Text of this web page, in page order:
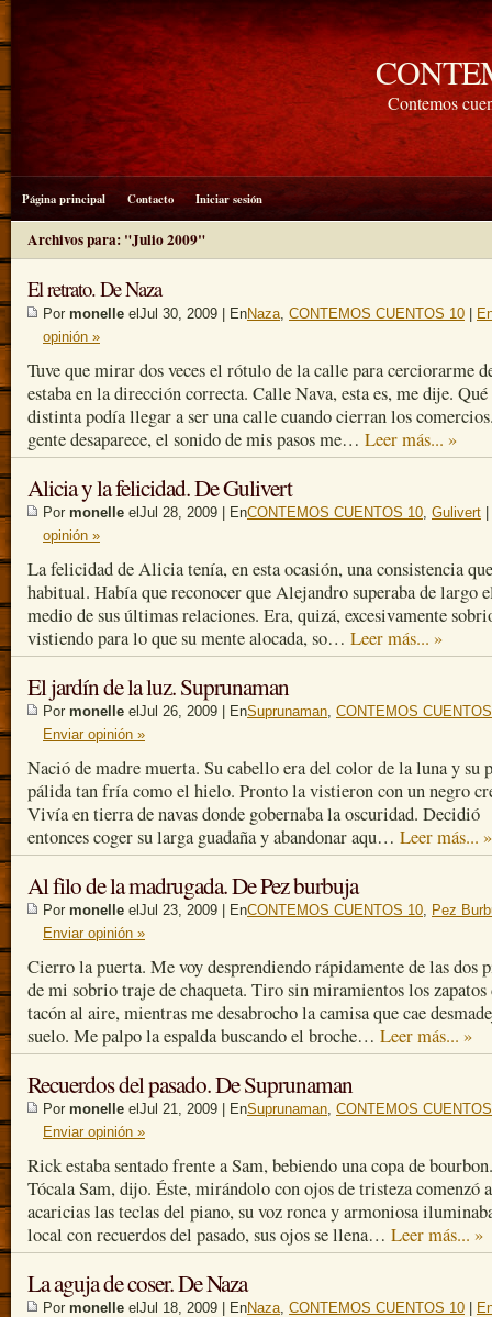
Contemos
Página principal Contacto Iniciar sesión
Archivos para: "Julio 2009"
El retrato. De Naza
Por monelle elJul 30, 2009 | EnNaza, CONTEMOS CUENTOS 10
opinión »
Tuve que mirar dos veces el rótulo de la calle para cerciorarme
estaba en la dirección correcta. Calle Nava, esta es, me dije. Qué
distinta podía llegar a ser una calle cuando cierran los
gente desaparece, el sonido de mis pasos me… Leer más... »
Alicia y la felicidad. De Gulivert
Por monelle elJul 28, 2009 | EnCONTEMOS CUENTOS 10, Gulivert
opinión »
La felicidad de Alicia tenía, en esta ocasión, una consistencia
habitual. Había que reconocer que Alejandro superaba de largo
medio de sus últimas relaciones. Era, quizá, excesivamente
vistiendo para lo que su mente alocada, so… Leer más... »
El jardín de la luz. Suprunaman
Por monelle elJul 26, 2009 | EnSuprunaman, CONTEMOS
Enviar opinión »
Nació de madre muerta. Su cabello era del color de la luna y su
pálida tan fría como el hielo. Pronto la vistieron con un negro
Vivía en tierra de navas donde gobernaba la oscuridad. Decidió
entonces coger su larga guadaña y abandonar aqu… Leer más... »
Al filo de la madrugada. De Pez burbuja
Por monelle elJul 23, 2009 | EnCONTEMOS CUENTOS 10, Pez
Enviar opinión »
Cierro la puerta. Me voy desprendiendo rápidamente de las dos
de mi sobrio traje de chaqueta. Tiro sin miramientos los zapatos
tacón al aire, mientras me desabrocho la camisa que cae
suelo. Me palpo la espalda buscando el broche… Leer más... »
Recuerdos del pasado. De Suprunaman
Por monelle elJul 21, 2009 | EnSuprunaman, CONTEMOS
Enviar opinión »
Rick estaba sentado frente a Sam, bebiendo una copa de
Tócala Sam, dijo. Éste, mirándolo con ojos de tristeza comenzó a
acaricias las teclas del piano, su voz ronca y armoniosa
local con recuerdos del pasado, sus ojos se llena… Leer más... »
La aguja de coser. De Naza
Por monelle elJul 18, 2009 | EnNaza, CONTEMOS CUENTOS 10